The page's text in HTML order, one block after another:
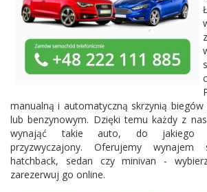
manualną i automatyczną skrzynią biegów
lub benzynowym. Dzięki temu każdy z
wynająć takie auto, do jakiego
przyzwyczajony. Oferujemy wynajem
hatchback, sedan czy minivan -
zarezerwuj go online.